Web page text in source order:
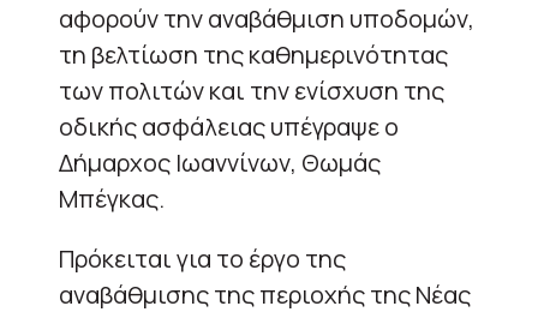
αφορούν την αναβάθμιση υποδομών,
τη βελτίωση της καθημερινότητας
των πολιτών και την ενίσχυση της
οδικής ασφάλειας υπέγραψε ο
Δήμαρχος Ιωαννίνων, Θωμάς
Μπέγκας.
Πρόκειται για το έργο της
αναβάθμισης της περιοχής της Νέας